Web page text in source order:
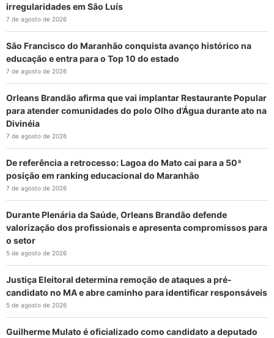
irregularidades em São Luís
7 de agosto de 2026
São Francisco do Maranhão conquista avanço histórico na
educação e entra para o Top 10 do estado
7 de agosto de 2026
Orleans Brandão afirma que vai implantar Restaurante Popular
para atender comunidades do polo Olho d’Água durante ato na
Divinéia
7 de agosto de 2026
De referência a retrocesso: Lagoa do Mato cai para a 50ª
posição em ranking educacional do Maranhão
7 de agosto de 2026
Durante Plenária da Saúde, Orleans Brandão defende
valorização dos profissionais e apresenta compromissos para
o setor
5 de agosto de 2026
Justiça Eleitoral determina remoção de ataques a pré-
candidato no MA e abre caminho para identificar responsáveis
5 de agosto de 2026
Guilherme Mulato é oficializado como candidato a deputado